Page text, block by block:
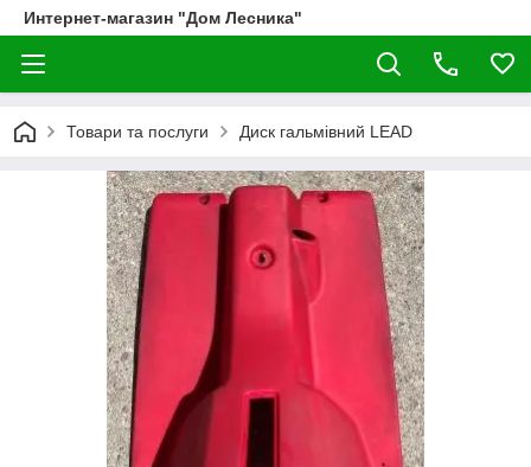
Интернет-магазин "Дом Лесника"
Товари та послуги Диск гальмівний LEAD